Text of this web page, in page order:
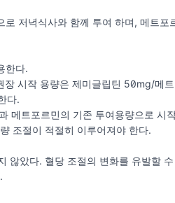
저녁식사와 함께 투여 하며, 메트포
한다.
시작 용량은 제미글립틴 50mg/메
다.
메트포르민의 기존 투여용량으로 시
조절이 적절히 이루어져야 한다.
않았다. 혈당 조절의 변화를 유발할 수